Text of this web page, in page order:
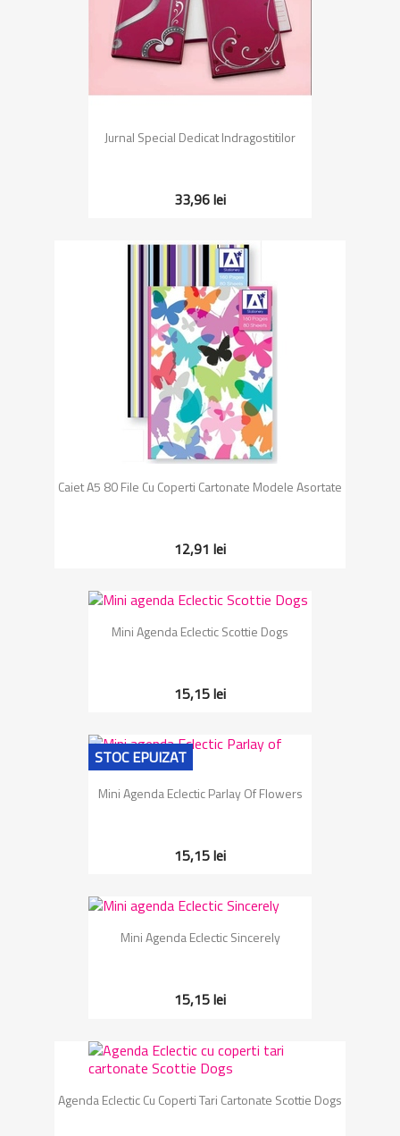
Jurnal Special Dedicat Indragostitilor
33,96 lei
Caiet A5 80 File Cu Coperti Cartonate Modele Asortate
12,91 lei
Mini Agenda Eclectic Scottie Dogs
15,15 lei
Mini Agenda Eclectic Parlay Of Flowers
15,15 lei
STOC EPUIZAT
Mini Agenda Eclectic Sincerely
15,15 lei
Agenda Eclectic Cu Coperti Tari Cartonate Scottie Dogs